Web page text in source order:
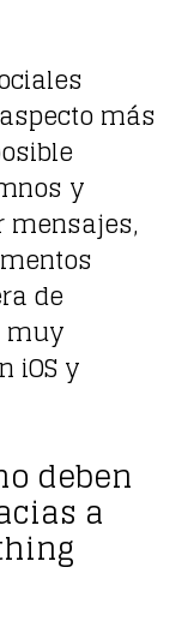
más
y
de
muy
iOS y
deben
a